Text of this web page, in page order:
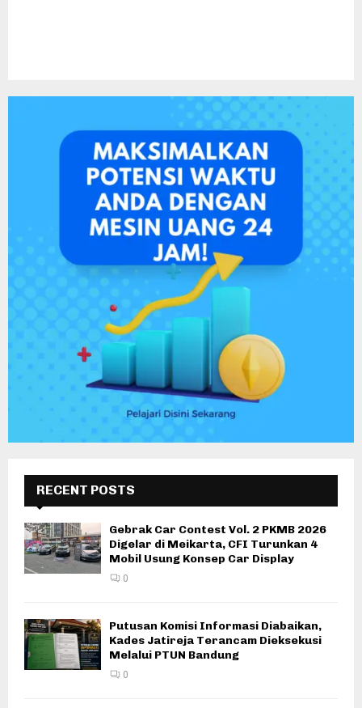
RECENT POSTS
Gebrak Car Contest Vol. 2 PKMB 2026
Digelar di Meikarta, CFI Turunkan 4
Mobil Usung Konsep Car Display
0
Putusan Komisi Informasi Diabaikan,
Kades Jatireja Terancam Dieksekusi
Melalui PTUN Bandung
0